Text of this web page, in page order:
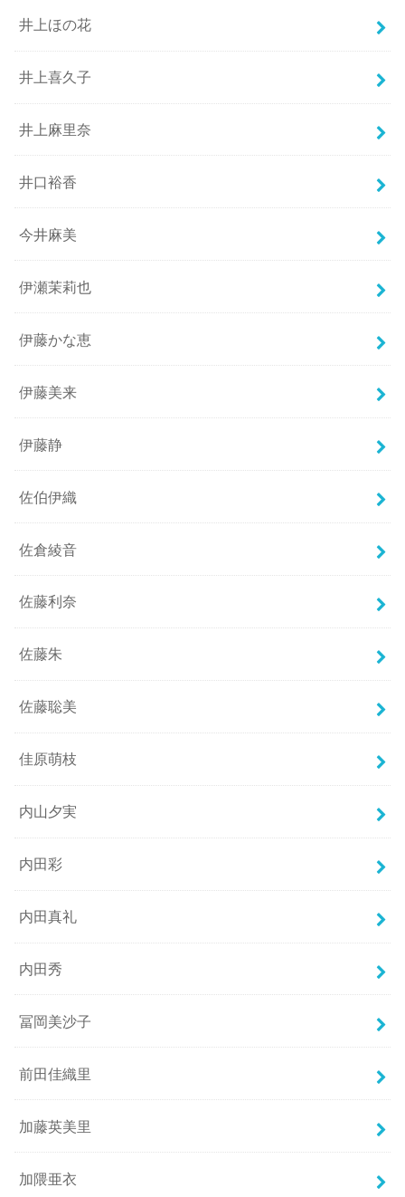
井上ほの花
井上喜久子
井上麻里奈
井口裕香
今井麻美
伊瀬茉莉也
伊藤かな恵
伊藤美来
伊藤静
佐伯伊織
佐倉綾音
佐藤利奈
佐藤朱
佐藤聡美
佳原萌枝
内山夕実
内田彩
内田真礼
内田秀
冨岡美沙子
前田佳織里
加藤英美里
加隈亜衣